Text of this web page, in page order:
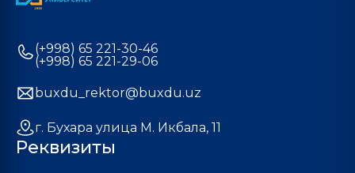
(+998) 65 221-30-46
(+998) 65 221-29-06
buxdu_rektor@buxdu.uz
г. Бухара улица М. Икбала, 11
Реквизиты